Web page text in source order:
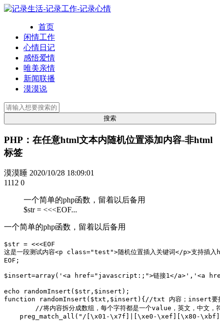
首页
闲情工作
心情日记
感悟爱情
唯美亲情
新闻联播
漠漠说
PHP：在任意html文本内随机位置添加内容-非html
标签
漠漠睡 2020/10/28 18:09:01
1112 0
一个简单的php函数，留着以后备用
$str = <<<EOF...
一个简单的php函数，留着以后备用
$str = <<<EOF
这是一段测试内容<p class="test">随机位置插入关键词</p>支持插入
EOF;
$insert=array('<a href="javascript:;">链接1</a>','<a
echo randomInsert($str,$insert);
function randomInsert($txt,$insert){//txt 内容；insert要插入
preg_match_all("/[\x01-\x7f]|[\xe0-\xef][\x80-